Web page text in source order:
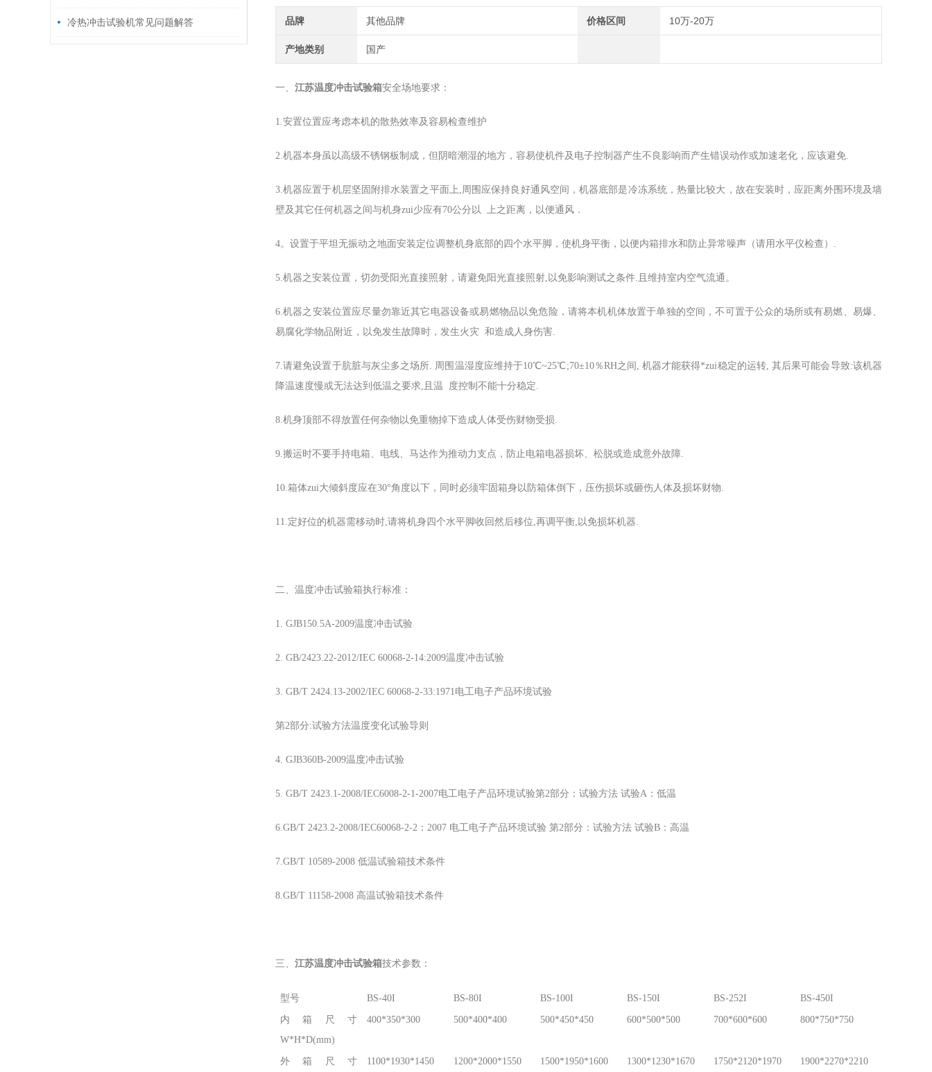
项 冷热冲击试验机常见问题解答 品牌 其他品牌 价格区间 10万-20万
产地类别 国产
一、 江苏温度冲击试验箱安全场地要求：
1.安置位置应考虑本机的散热效率及容易检查维护
2.机器本身虽以高级不锈钢板制成，但阴暗潮湿的地方，容易使机件及电子控制器产生不良影响而产生错误动作或加速老化，应该避免.
3.机器应置于机层坚固附排水装置之平面上,周围应保持良好通风空间，机器底部是冷冻系统，热量比较大，故在安装时，应距离外围环境及墙
壁及其它任何机器之间与机身zui少应有70公分以 上之距离，以便通风．
4。设置于平坦无振动之地面安装定位调整机身底部的四个水平脚，使机身平衡，以便内箱排水和防止异常噪声（请用水平仪检查）.
5.机器之安装位置，切勿受阳光直接照射，请避免阳光直接照射,以免影响测试之条件.且维持室内空气流通。
6.机器之安装位置应尽量勿靠近其它电器设备或易燃物品以免危险，请将本机机体放置于单独的空间，不可置于公众的场所或有易燃、易爆、
易腐化学物品附近，以免发生故障时，发生火灾 和造成人身伤害.
7.请避免设置于肮脏与灰尘多之场所. 周围温湿度应维持于10℃~25℃;70±10％RH之间, 机器才能获得*zui稳定的运转, 其后果可能会导致:该机器
降温速度慢或无法达到低温之要求,且温 度控制不能十分稳定.
8.机身顶部不得放置任何杂物以免重物掉下造成人体受伤财物受损.
9.搬运时不要手持电箱、电线、马达作为推动力支点，防止电箱电器损坏、松脱或造成意外故障.
10.箱体zui大倾斜度应在30°角度以下，同时必须牢固箱身以防箱体倒下，压伤损坏或砸伤人体及损坏财物.
11.定好位的机器需移动时,请将机身四个水平脚收回然后移位,再调平衡,以免损坏机器.
二、温度冲击试验箱执行标准：
1. GJB150.5A-2009温度冲击试验
2. GB/2423.22-2012/IEC 60068-2-14:2009温度冲击试验
3. GB/T 2424.13-2002/IEC 60068-2-33:1971电工电子产品环境试验
第2部分:试验方法温度变化试验导则
4. GJB360B-2009温度冲击试验
5. GB/T 2423.1-2008/IEC6008-2-1-2007电工电子产品环境试验第2部分：试验方法 试验A：低温
6.GB/T 2423.2-2008/IEC60068-2-2：2007 电工电子产品环境试验 第2部分：试验方法 试验B：高温
7.GB/T 10589-2008 低温试验箱技术条件
8.GB/T 11158-2008 高温试验箱技术条件
三、 江苏温度冲击试验箱技术参数：
型号 BS-40I BS-80I BS-100I BS-150I BS-252I BS-450I
内箱尺寸
W*H*D(mm)
400*350*300 500*400*400 500*450*450 600*500*500 700*600*600 800*750*750
外箱尺寸
1100*1930*1450 1200*2000*1550 1500*1950*1600 1300*1230*1670 1750*2120*1970 1900*2270*2210